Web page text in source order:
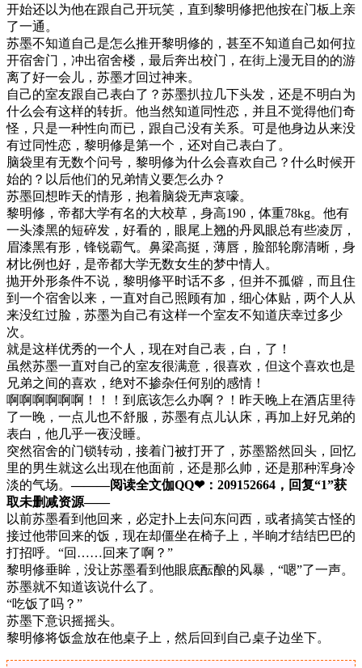
开始还以为他在跟自己开玩笑，直到黎明修把他按在门板上亲
了一通。
苏墨不知道自己是怎么推开黎明修的，甚至不知道自己如何拉
开宿舍门，冲出宿舍楼，最后奔出校门，在街上漫无目的的游
离了好一会儿，苏墨才回过神来。
自己的室友跟自己表白了？苏墨扒拉几下头发，还是不明白为
什么会有这样的转折。他当然知道同性恋，并且不觉得他们奇
怪，只是一种性向而已，跟自己没有关系。可是他身边从来没
有过同性恋，黎明修是第一个，还对自己表白了。
脑袋里有无数个问号，黎明修为什么会喜欢自己？什么时候开
始的？以后他们的兄弟情义要怎么办？
苏墨回想昨天的情形，抱着脑袋无声哀嚎。
黎明修，帝都大学有名的大校草，身高190，体重78kg。他有
一头漆黑的短碎发，好看的，眼尾上翘的丹凤眼总有些凌厉，
眉漆黑有形，锋锐霸气。鼻梁高挺，薄唇，脸部轮廓清晰，身
材比例也好，是帝都大学无数女生的梦中情人。
抛开外形条件不说，黎明修平时话不多，但并不孤僻，而且住
到一个宿舍以来，一直对自己照顾有加，细心体贴，两个人从
来没红过脸，苏墨为自己有这样一个室友不知道庆幸过多少
次。
就是这样优秀的一个人，现在对自己表，白，了！
虽然苏墨一直对自己的室友很满意，很喜欢，但这个喜欢也是
兄弟之间的喜欢，绝对不掺杂任何别的感情！
啊啊啊啊啊啊！！！到底该怎么办啊？！昨天晚上在酒店里待
了一晚，一点儿也不舒服，苏墨有点儿认床，再加上好兄弟的
表白，他几乎一夜没睡。
突然宿舍的门锁转动，接着门被打开了，苏墨豁然回头，回忆
里的男生就这么出现在他面前，还是那么帅，还是那种浑身冷
淡的气场。———阅读全文伽QQ❤：209152664，回复“1”获
取未删减资源—​​​​—
以前苏墨看到他回来，必定扑上去问东问西，或者搞笑古怪的
接过他带回来的饭，现在却僵坐在椅子上，半晌才结结巴巴的
打招呼。“回……回来了啊？”
黎明修垂眸，没让苏墨看到他眼底酝酿的风暴，“嗯”了一声。
苏墨就不知道该说什么了。
“吃饭了吗？”
苏墨下意识摇摇头。
黎明修将饭盒放在他桌子上，然后回到自己桌子边坐下。